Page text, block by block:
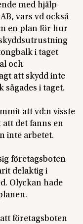
med hjälp
vars vd också
en plan för hur
i taget
och
att skydd inte
sågades i taget.
att vd:n visste
det fanns en
inte arbetet.
företagsboten
delaktig i
Olyckan hade
företagsboten